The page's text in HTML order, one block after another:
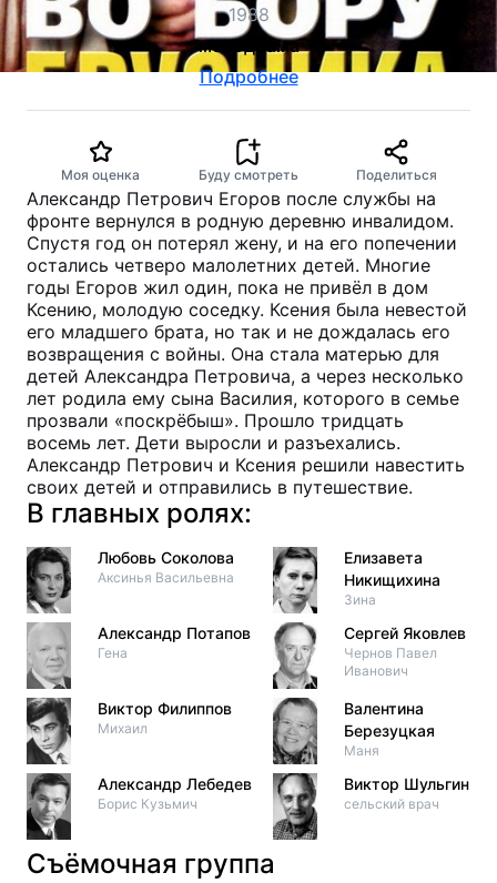
1988
мелодрама
Подробнее
Моя оценка Буду смотреть Поделиться
Александр Петрович Егоров после службы на
фронте вернулся в родную деревню инвалидом.
Спустя год он потерял жену, и на его попечении
остались четверо малолетних детей. Многие
годы Егоров жил один, пока не привёл в дом
Ксению, молодую соседку. Ксения была невестой
его младшего брата, но так и не дождалась его
возвращения с войны. Она стала матерью для
детей Александра Петровича, а через несколько
лет родила ему сына Василия, которого в семье
прозвали «поскрёбыш». Прошло тридцать
восемь лет. Дети выросли и разъехались.
Александр Петрович и Ксения решили навестить
своих детей и отправились в путешествие.
В главных ролях:
Любовь Соколова
Аксинья Васильевна
Александр Потапов
Гена
Виктор Филиппов
Михаил
Александр Лебедев
Борис Кузьмич
Елизавета
Никищихина
Зина
Сергей Яковлев
Чернов Павел
Иванович
Валентина
Березуцкая
Маня
Виктор Шульгин
сельский врач
Съёмочная группа